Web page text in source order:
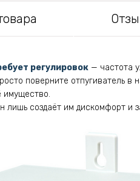
регулировок — частота
поверните отпугиватель в
имущество.
создаёт им дискомфорт и